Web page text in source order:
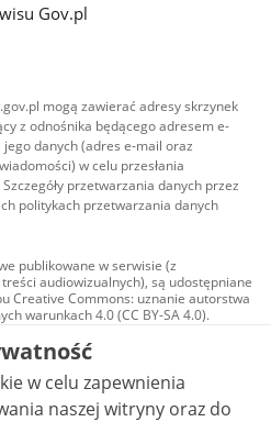
Gov.pl
mogą zawierać adresy skrzynek
z odnośnika będącego adresem e-
danych (adres e-mail oraz
w celu przesłania
przetwarzania danych przez
politykach przetwarzania danych
publikowane w serwisie (z
treści audiowizualnych), są udostępniane
Creative Commons: uznanie autorstwa
warunkach 4.0 (CC BY-SA 4.0).
w tym zdjęcia, materiały
udostępniane na licencji typu
uznanie autorstwa użycie
- bez utworów zależnych 4.0 (CC BY-
ile nie jest to stwierdzone inaczej.
w celu zapewnienia
naszej witryny oraz do